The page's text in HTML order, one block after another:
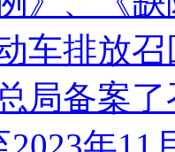
车排放
局备案